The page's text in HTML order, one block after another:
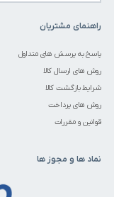
راهنمای مشتریان
پاسخ به پرسش های متداول
روش های ارسال کالا
شرایط بازگشت کالا
روش های پرداخت
قوانین و مقررات
نماد ها و مجوز ها